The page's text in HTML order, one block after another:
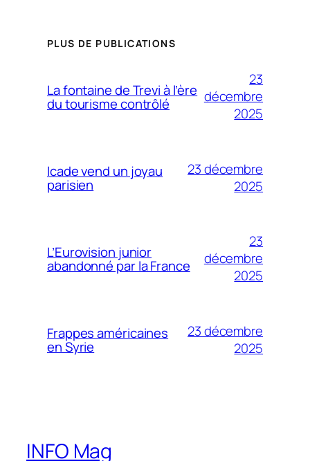
PLUS DE PUBLICATIONS
La fontaine de Trevi à l’ère
du tourisme contrôlé
23
décembre
2025
Icade vend un joyau
parisien
23 décembre
2025
L’Eurovision junior
abandonné par la France
23
décembre
2025
Frappes américaines
en Syrie
23 décembre
2025
INFO Mag